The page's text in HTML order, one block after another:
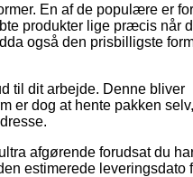
En af de populære er
produkter lige præcis når
også den prisbilligste
til dit arbejde. Denne bliver
er dog at hente pakken selv,
afgørende forudsat du
estimerede leveringsdato